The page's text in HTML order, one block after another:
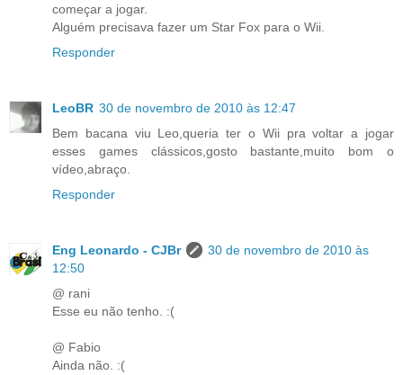
começar a jogar.
Alguém precisava fazer um Star Fox para o Wii.
Responder
LeoBR 30 de novembro de 2010 às 12:47
Bem bacana viu Leo,queria ter o Wii pra voltar a jogar
esses games clássicos,gosto bastante,muito bom o
vídeo,abraço.
Responder
Eng Leonardo - CJBr
30 de novembro de 2010 às
12:50
@ rani
Esse eu não tenho. :(
@ Fabio
Ainda não. :(